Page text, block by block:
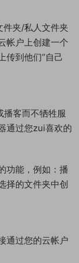
夹/私人文件夹
帐户上创建一个
传到他们“自己
客而不牺牲服
通过您zui喜欢的
功能，例如：播
择的文件夹中创
通过您的云帐户